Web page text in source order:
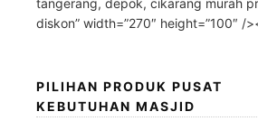
tangerang, depok, cikarang murah
diskon” width=”270″ height=”100″ /
PILIHAN PRODUK PUSAT
KEBUTUHAN MASJID